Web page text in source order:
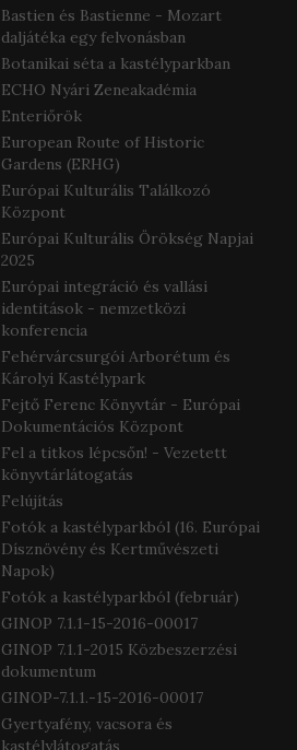
Bastien és Bastienne - Mozart
daljátéka egy felvonásban
Botanikai séta a kastélyparkban
ECHO Nyári Zeneakadémia
Enteriőrök
European Route of Historic
Gardens (ERHG)
Európai Kulturális Találkozó
Központ
Európai Kulturális Örökség Napjai
2025
Európai integráció és vallási
identitások - nemzetközi
konferencia
Fehérvárcsurgói Arborétum és
Károlyi Kastélypark
Fejtő Ferenc Könyvtár - Európai
Dokumentációs Központ
Fel a titkos lépcsőn! - Vezetett
könyvtárlátogatás
Felújítás
Fotók a kastélyparkból (16. Európai
Dísznövény és Kertművészeti
Napok)
Fotók a kastélyparkból (február)
GINOP 7.1.1-15-2016-00017
GINOP 7.1.1-2015 Közbeszerzési
dokumentum
GINOP-7.1.1.-15-2016-00017
Gyertyafény, vacsora és
kastélylátogatás